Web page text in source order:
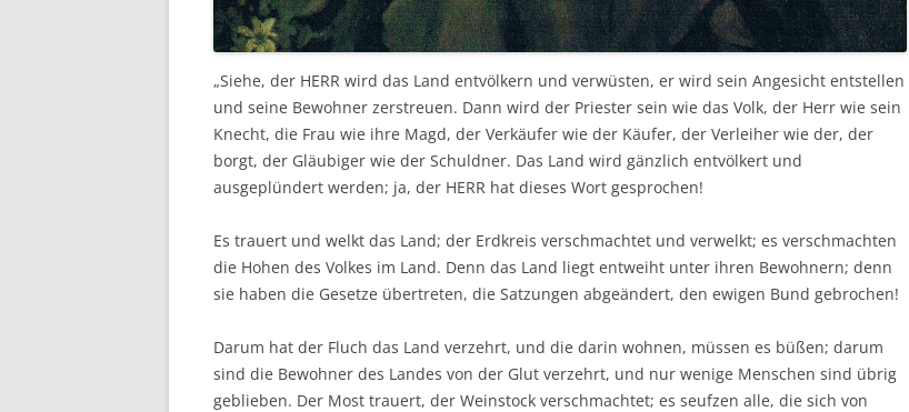
„Siehe, der HERR wird das Land entvölkern und verwüsten, er wird sein Angesicht entstellen
und seine Bewohner zerstreuen. Dann wird der Priester sein wie das Volk, der Herr wie sein
Knecht, die Frau wie ihre Magd, der Verkäufer wie der Käufer, der Verleiher wie der, der
borgt, der Gläubiger wie der Schuldner. Das Land wird gänzlich entvölkert und
ausgeplündert werden; ja, der HERR hat dieses Wort gesprochen!
Es trauert und welkt das Land; der Erdkreis verschmachtet und verwelkt; es verschmachten
die Hohen des Volkes im Land. Denn das Land liegt entweiht unter ihren Bewohnern; denn
sie haben die Gesetze übertreten, die Satzungen abgeändert, den ewigen Bund gebrochen!
Darum hat der Fluch das Land verzehrt, und die darin wohnen, müssen es büßen; darum
sind die Bewohner des Landes von der Glut verzehrt, und nur wenige Menschen sind übrig
geblieben. Der Most trauert, der Weinstock verschmachtet; es seufzen alle, die sich von